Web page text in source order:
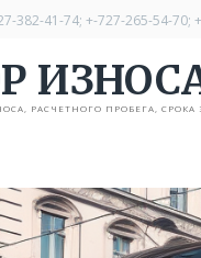
382-41-74; +-727-265-54-70;
РАСЧЕТНОГО ПРОБЕГА,